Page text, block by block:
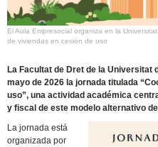
El Aula Empresocial organiza en la
de viviendas en cesión de uso
La Facultat de Dret de la Universitat
mayo de 2026 la jornada titulada
uso”, una actividad académica
y fiscal de este modelo alternativo
La jornada está
organizada por